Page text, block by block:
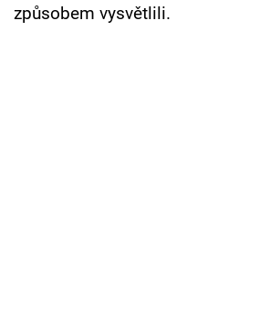
způsobem vysvětlili.